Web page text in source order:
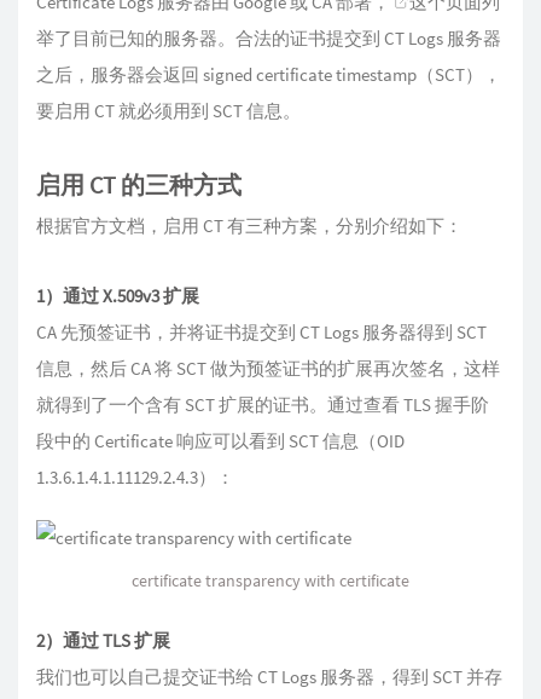
举了目前已知的服务器。合法的证书提交到 CT Logs 服务器
之后，服务器会返回 signed certificate timestamp（SCT），
要启用 CT 就必须用到 SCT 信息。
启用 CT 的三种方式
根据官方文档，启用 CT 有三种方案，分别介绍如下：
1）通过 X.509v3 扩展
CA 先预签证书，并将证书提交到 CT Logs 服务器得到 SCT
信息，然后 CA 将 SCT 做为预签证书的扩展再次签名，这样
就得到了一个含有 SCT 扩展的证书。通过查看 TLS 握手阶
段中的 Certificate 响应可以看到 SCT 信息（OID
1.3.6.1.4.1.11129.2.4.3）：
certificate transparency with certificate
2）通过 TLS 扩展
我们也可以自己提交证书给 CT Logs 服务器，得到 SCT 并存